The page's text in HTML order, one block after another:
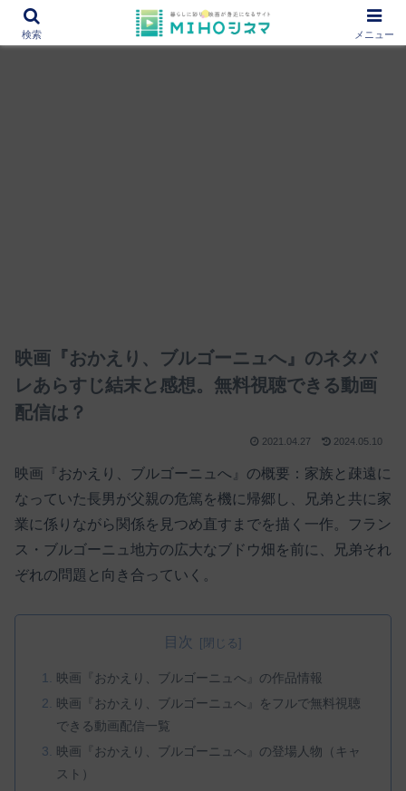
12000作品を紹介！あなたの映画図書館『MIHOシネマ』
映画『おかえり、ブルゴーニュへ』のネタバ
レあらすじ結末と感想。無料視聴できる動画
配信は？
2021.04.27 2024.05.10
映画『おかえり、ブルゴーニュへ』の概要：家族と疎遠に
なっていた長男が父親の危篤を機に帰郷し、兄弟と共に家
業に係りながら関係を見つめ直すまでを描く一作。フラン
ス・ブルゴーニュ地方の広大なブドウ畑を前に、兄弟それ
ぞれの問題と向き合っていく。
目次
映画『おかえり、ブルゴーニュへ』の作品情報
映画『おかえり、ブルゴーニュへ』をフルで無料視聴
できる動画配信一覧
映画『おかえり、ブルゴーニュへ』の登場人物（キャ
スト）
検索 メニュー